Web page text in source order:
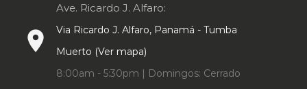
place
Ave. Ricardo J. Alfaro:
Via Ricardo J. Alfaro, Panamá - Tumba
Muerto (Ver mapa)
8:00am - 5:30pm | Domingos: Cerrado